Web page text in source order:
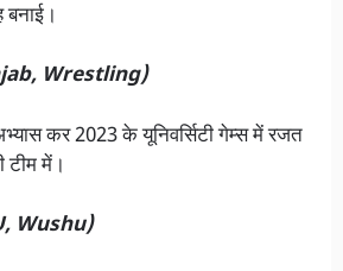
Wrestling)
कर 2023 के यूनिवर्सिटी गेम्स में रजत
टीम में।
Wushu)